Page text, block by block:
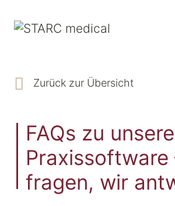
Zurück zur Übersicht
FAQs zu
Praxissoftware
fragen, wir